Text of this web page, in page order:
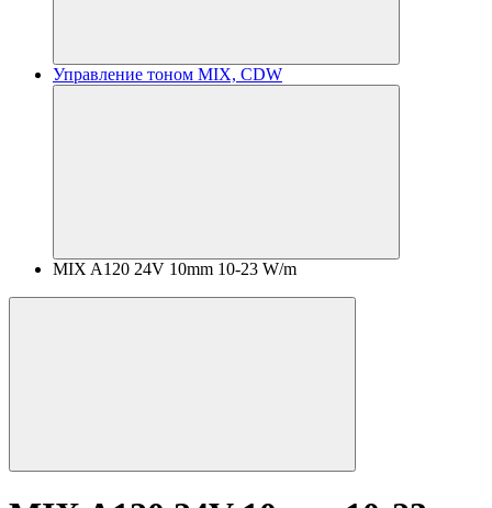
Управление тоном MIX, CDW
MIX A120 24V 10mm 10-23 W/m